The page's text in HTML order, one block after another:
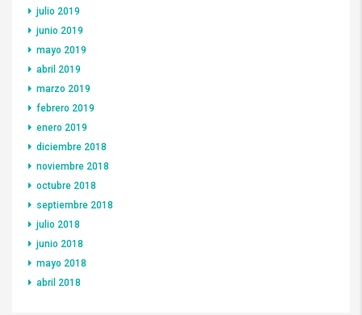
julio 2019
junio 2019
mayo 2019
abril 2019
marzo 2019
febrero 2019
enero 2019
diciembre 2018
noviembre 2018
octubre 2018
septiembre 2018
julio 2018
junio 2018
mayo 2018
abril 2018